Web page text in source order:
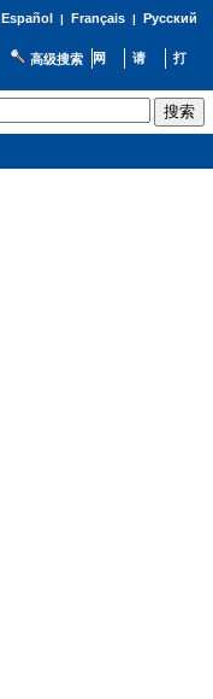
Español | Français| Русский
高级搜索